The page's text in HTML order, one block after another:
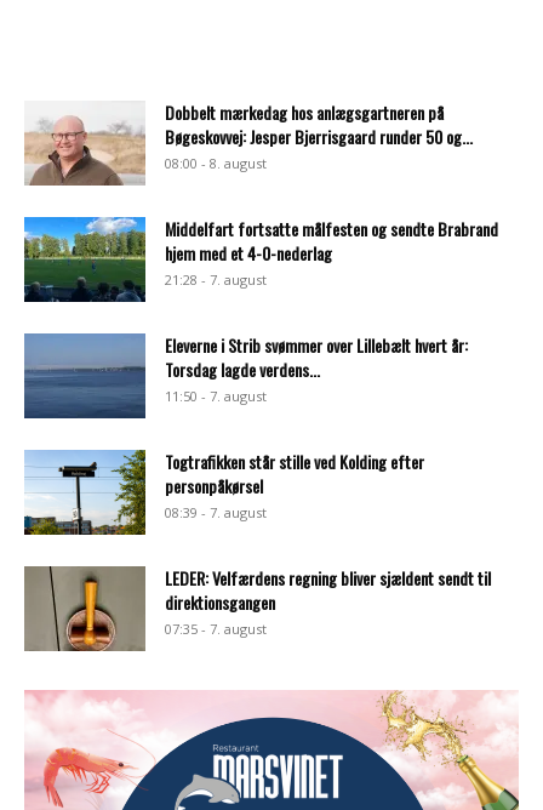
Dobbelt mærkedag hos anlægsgartneren på
Bøgeskovvej: Jesper Bjerrisgaard runder 50 og...
08:00 - 8. august
Middelfart fortsatte målfesten og sendte Brabrand
hjem med et 4-0-nederlag
21:28 - 7. august
Eleverne i Strib svømmer over Lillebælt hvert år:
Torsdag lagde verdens...
11:50 - 7. august
Togtrafikken står stille ved Kolding efter
personpåkørsel
08:39 - 7. august
LEDER: Velfærdens regning bliver sjældent sendt til
direktionsgangen
07:35 - 7. august